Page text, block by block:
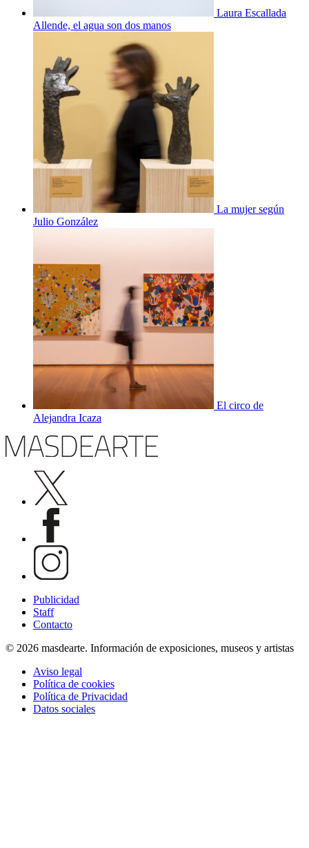
Laura Escallada
Allende, el agua son dos manos
La mujer según
Julio González
El circo de
Alejandra Icaza
Publicidad
Staff
Contacto
© 2026 masdearte. Información de exposiciones, museos y artistas
Aviso legal
Política de cookies
Política de Privacidad
Datos sociales